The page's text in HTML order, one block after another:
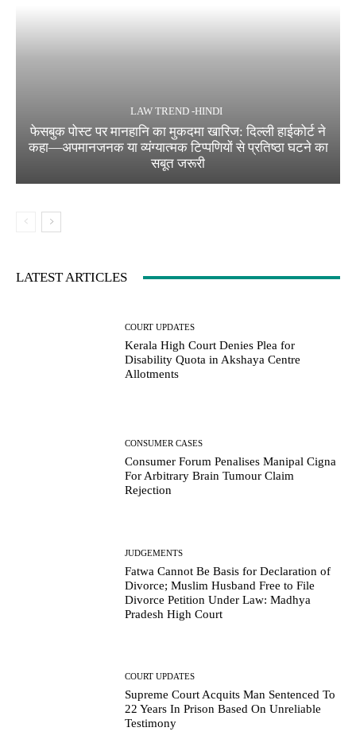
LAW TREND -HINDI
फेसबुक पोस्ट पर मानहानि का मुकदमा खारिज: दिल्ली हाईकोर्ट ने
कहा—अपमानजनक या व्यंग्यात्मक टिप्पणियों से प्रतिष्ठा घटने का
सबूत जरूरी
LATEST ARTICLES
COURT UPDATES
Kerala High Court Denies Plea for
Disability Quota in Akshaya Centre
Allotments
CONSUMER CASES
Consumer Forum Penalises Manipal Cigna
For Arbitrary Brain Tumour Claim
Rejection
JUDGEMENTS
Fatwa Cannot Be Basis for Declaration of
Divorce; Muslim Husband Free to File
Divorce Petition Under Law: Madhya
Pradesh High Court
COURT UPDATES
Supreme Court Acquits Man Sentenced To
22 Years In Prison Based On Unreliable
Testimony